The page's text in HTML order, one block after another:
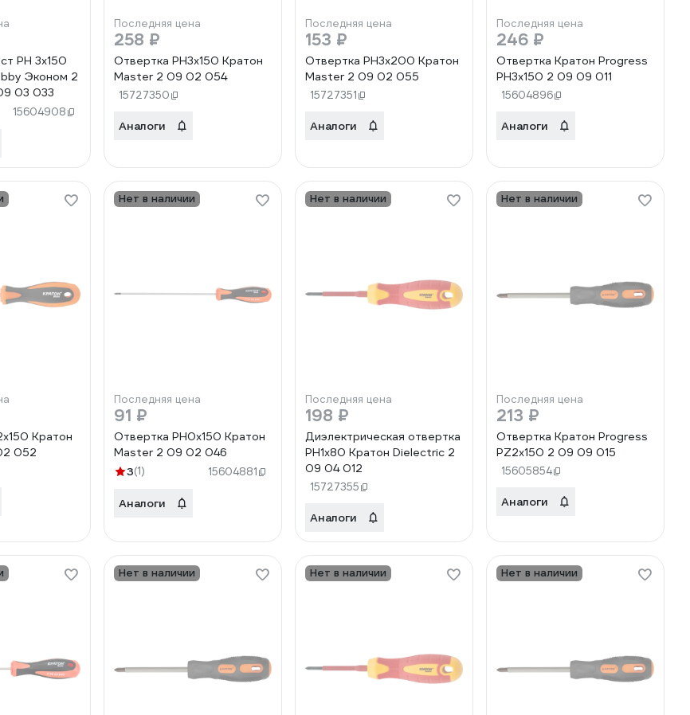
РН 3x150
Эконом 2
03 033
15604908
Последняя цена
258 ₽
Отвертка PH3х150 Кратон
Master 2 09 02 054
15727350
Аналоги
Последняя цена
153 ₽
Отвертка PH3х200 Кратон
Master 2 09 02 055
15727351
Аналоги
Последняя цена
246 ₽
Отвертка Кратон Progress
PH3x150 2 09 09 011
15604896
Аналоги
Кратон
052
Нет в наличии
Последняя цена
91 ₽
Отвертка PH0х150 Кратон
Master 2 09 02 046
3(1) 15604881
Аналоги
Нет в наличии
Последняя цена
198 ₽
Диэлектрическая отвертка
PH1х80 Кратон Dielectric 2
09 04 012
15727355
Аналоги
Нет в наличии
Последняя цена
213 ₽
Отвертка Кратон Progress
PZ2x150 2 09 09 015
15605854
Аналоги
Нет в наличии Нет в наличии Нет в наличии